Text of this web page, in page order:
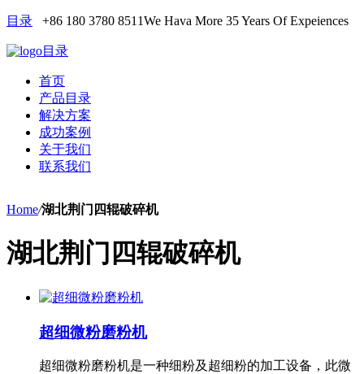
目录 +86 180 3780 8511We Hava More 35 Years Of Expeiences
目录
首页
产品目录
解决方案
成功案例
关于我们
联系我们
Home/湖北荆门四辊破碎机
湖北荆门四辊破碎机
超细微粉磨粉机
超细微粉磨粉机是一种细粉及超细粉的加工设备，此微